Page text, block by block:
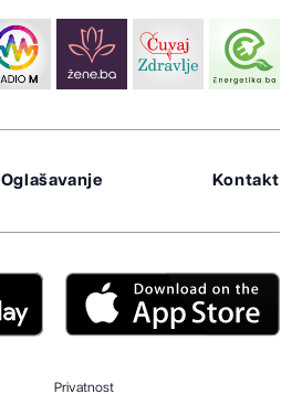
Oglašavanje Kontakt
Privatnost